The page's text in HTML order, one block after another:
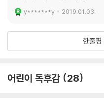
는 메시지는 우리로 하여금 깊은
사람 간의 관계를 되돌아보다
“여러분이라면 어떤 고민을 상담
히가시노 게이고가 이 책의 한국
y*******y 2019.01.03.
한줄평
어린이 독후감 28